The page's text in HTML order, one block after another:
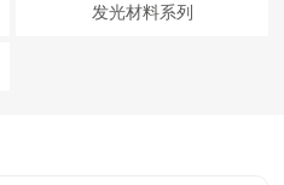
发光材料系列